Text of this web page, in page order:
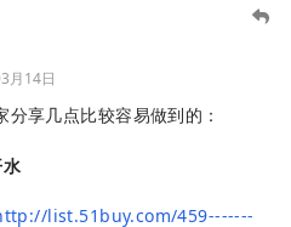
月14日
享几点比较容易做到的：
list.51buy.com/459-------